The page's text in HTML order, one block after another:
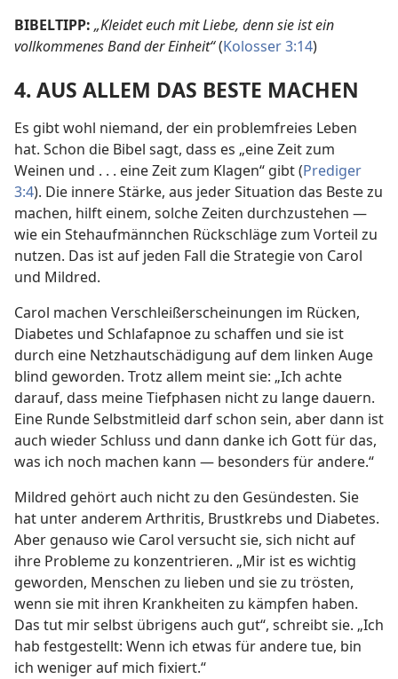
BIBELTIPP: „Kleidet euch mit Liebe, denn sie ist ein
vollkommenes Band der Einheit“(Kolosser 3:14)
4. AUS ALLEM DAS BESTE MACHEN
Es gibt wohl niemand, der ein problemfreies Leben
hat. Schon die Bibel sagt, dass es „eine Zeit zum
Weinen und . . . eine Zeit zum Klagen“ gibt (Prediger
3:4). Die innere Stärke, aus jeder Situation das Beste zu
machen, hilft einem, solche Zeiten durchzustehen —
wie ein Stehaufmännchen Rückschläge zum Vorteil zu
nutzen. Das ist auf jeden Fall die Strategie von Carol
und Mildred.
Carol machen Verschleißerscheinungen im Rücken,
Diabetes und Schlafapnoe zu schaffen und sie ist
durch eine Netzhautschädigung auf dem linken Auge
blind geworden. Trotz allem meint sie: „Ich achte
darauf, dass meine Tiefphasen nicht zu lange dauern.
Eine Runde Selbstmitleid darf schon sein, aber dann ist
auch wieder Schluss und dann danke ich Gott für das,
was ich noch machen kann — besonders für andere.“
Mildred gehört auch nicht zu den Gesündesten. Sie
hat unter anderem Arthritis, Brustkrebs und Diabetes.
Aber genauso wie Carol versucht sie, sich nicht auf
ihre Probleme zu konzentrieren. „Mir ist es wichtig
geworden, Menschen zu lieben und sie zu trösten,
wenn sie mit ihren Krankheiten zu kämpfen haben.
Das tut mir selbst übrigens auch gut“, schreibt sie. „Ich
hab festgestellt: Wenn ich etwas für andere tue, bin
ich weniger auf mich fixiert.“